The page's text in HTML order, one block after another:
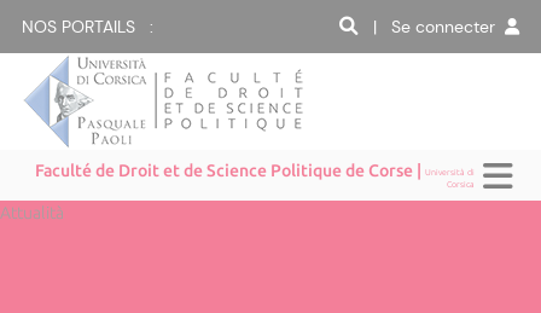
NOS PORTAILS : | Se connecter
Faculté de Droit et de Science Politique de Corse |Università di
Corsica
Attualità